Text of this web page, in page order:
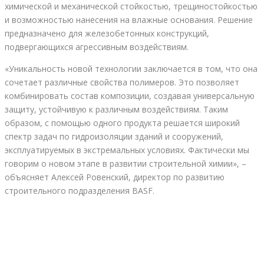
химической и механической стойкостью, трещиностойкостью
и возможностью нанесения на влажные основания. Решение
предназначено для железобетонных конструкций,
подвергающихся агрессивным воздействиям.
«Уникальность новой технологии заключается в том, что она
сочетает различные свойства полимеров. Это позволяет
комбинировать состав композиции, создавая универсальную
защиту, устойчивую к различным воздействиям. Таким
образом, с помощью одного продукта решается широкий
спектр задач по гидроизоляции зданий и сооружений,
эксплуатируемых в экстремальных условиях. Фактически мы
говорим о новом этапе в развитии строительной химии», –
объясняет Алексей Ровенский, директор по развитию
строительного подразделения BASF.